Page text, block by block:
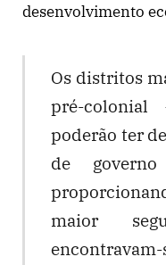
desenvolvimento
Os distritos
pré-
poderão ter
de
maior